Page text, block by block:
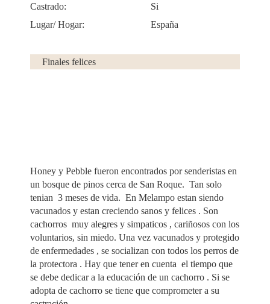
Castrado:
Si
Lugar/ Hogar:
España
Finales felices
Honey y Pebble fueron encontrados por senderistas en
un bosque de pinos cerca de San Roque. Tan solo
tenian 3 meses de vida. En Melampo estan siendo
vacunados y estan creciendo sanos y felices . Son
cachorros muy alegres y simpaticos , cariñosos con los
voluntarios, sin miedo. Una vez vacunados y protegido
de enfermedades , se socializan con todos los perros de
la protectora . Hay que tener en cuenta el tiempo que
se debe dedicar a la educación de un cachorro . Si se
adopta de cachorro se tiene que comprometer a su